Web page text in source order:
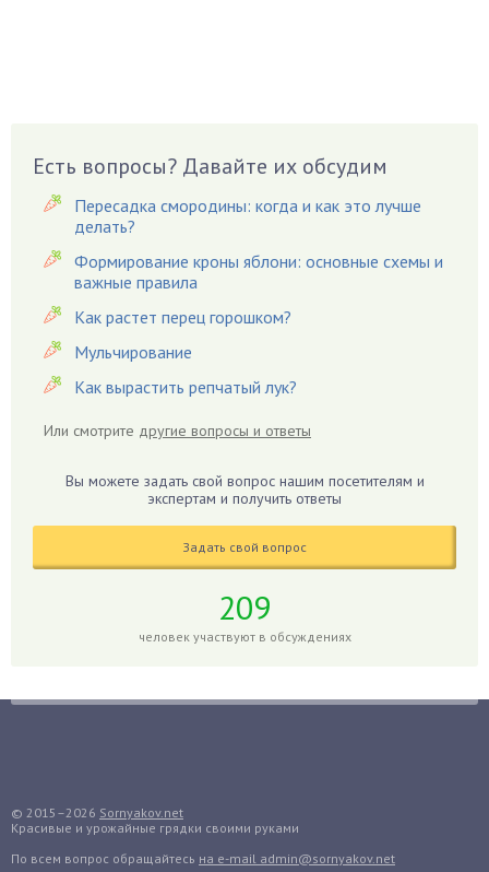
Вешенки
Виноград
Вредители
Гардения
Гацания
Гвоздики
Георгины
Гиацинт
Гладиолусы
Гранат
Грядки
Гуава
Есть вопросы? Давайте их обсудим
Пересадка смородины: когда и как это лучше
делать?
Формирование кроны яблони: основные схемы и
важные правила
Как растет перец горошком?
Мульчирование
Как вырастить репчатый лук?
Или смотрите другие вопросы и ответы
Вы можете задать свой вопрос нашим посетителям и
экспертам и получить ответы
Задать свой вопрос
209
человек участвуют в обсуждениях
© 2015–2026 Sornyakov.net
Красивые и урожайные грядки своими руками
По всем вопрос обращайтесь на e-mail admin@sornyakov.net